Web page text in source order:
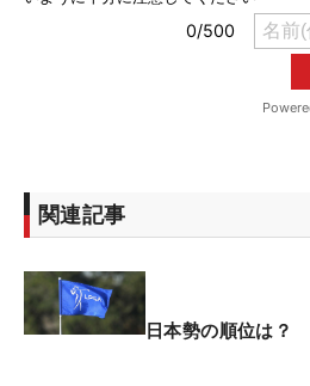
関連記事
日本勢の順位は？